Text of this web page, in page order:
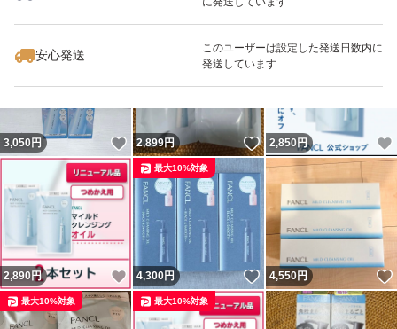
安心発送
このユーザーは設定した発送日数内に
発送しています
いいね！
12,000
3,050円 いいね！
2,899円 いいね！
2,850 円
2,890 円 いいね！
4,300円 いいね！
最大10%対象
4,550円
最大10%対象 最大10%対象